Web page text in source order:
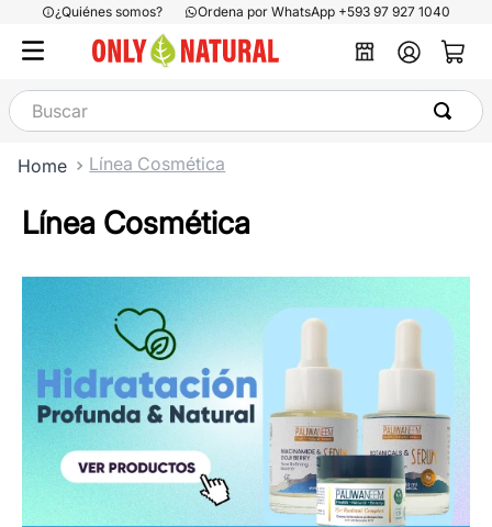
¿Quiénes somos? Ordena por WhatsApp +593 97 927 1040
Buscar
Línea Cosmética
Línea Cosmética